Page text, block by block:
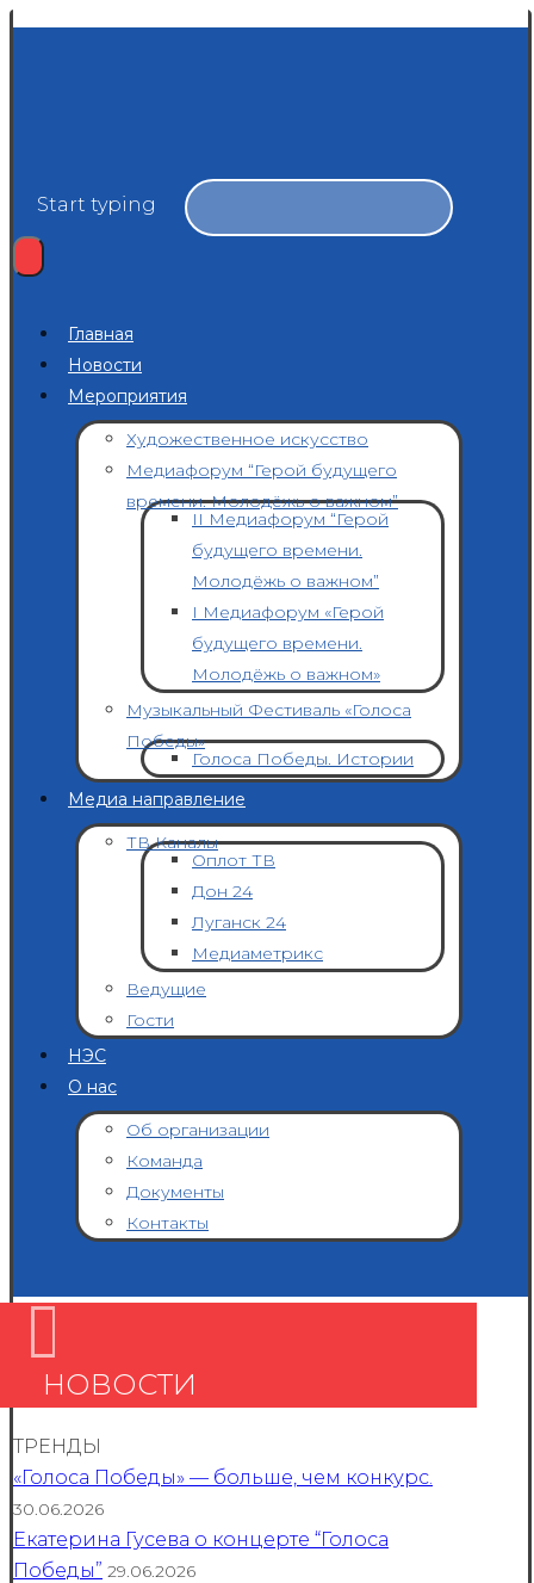
Start typing
Главная
Новости
Мероприятия
Художественное искусство
Медиафорум “Герой будущего
времени. Молодёжь о важном”
II Медиафорум “Герой
будущего времени.
Молодёжь о важном”
I Медиафорум «Герой
будущего времени.
Молодёжь о важном»
Музыкальный Фестиваль «Голоса
Победы»
Голоса Победы. Истории
Медиа направление
ТВ Каналы
Оплот ТВ
Дон 24
Луганск 24
Медиаметрикс
Ведущие
Гости
НЭС
О нас
Об организации
Команда
Документы
Контакты
НОВОСТИ
ТРЕНДЫ
«Голоса Победы» — больше, чем конкурс.
30.06.2026
Екатерина Гусева о концерте “Голоса
Победы” 29.06.2026